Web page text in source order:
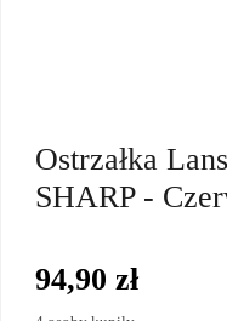
Ostrzałka
SHARP -
94,90 zł